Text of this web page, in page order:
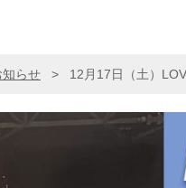
知らせ > 12月17日（土）